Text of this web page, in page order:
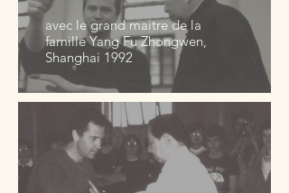
avec le grand maitre de la
famille Yang Fu Zhongwen,
Shanghai 1992